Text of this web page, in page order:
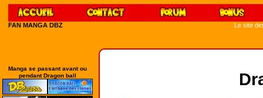
FAN MANGA DBZ Le site
Manga se passant avant ou
pendant Dragon ball